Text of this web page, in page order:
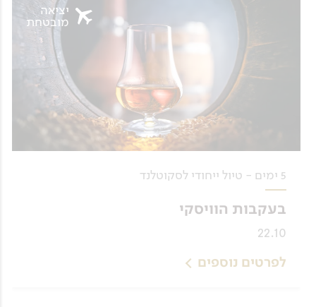
5 ימים - טיול ייחודי לסקוטלנד
בעקבות הוויסקי
22.10
לפרטים נוספים
יציאה
מובטחת